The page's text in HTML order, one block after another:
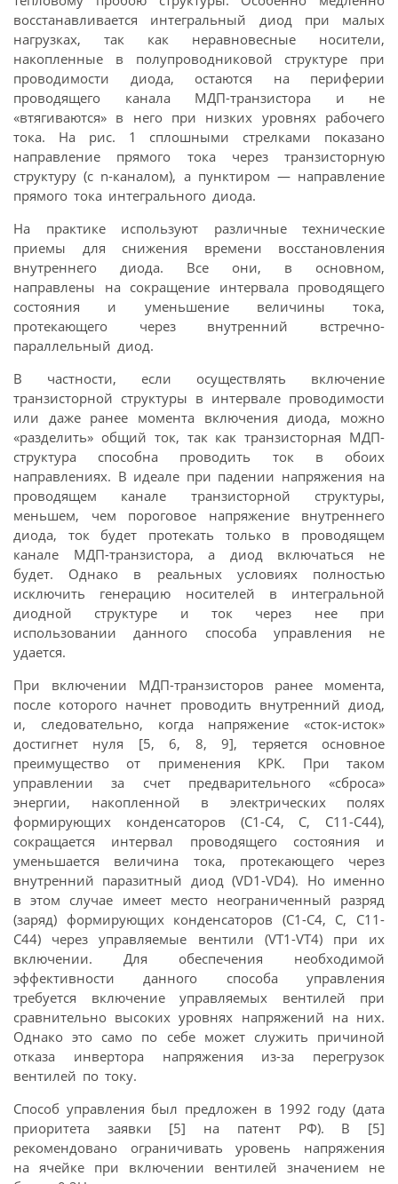
восстанавливается интегральный диод при малых
нагрузках, так как неравновесные носители,
накопленные в полупроводниковой структуре при
проводимости диода, остаются на периферии
проводящего канала МДП-транзистора и не
«втягиваются» в него при низких уровнях рабочего
тока. На рис. 1 сплошными стрелками показано
направление прямого тока через транзисторную
структуру (с n-каналом), а пунктиром — направление
прямого тока интегрального диода.
На практике используют различные технические
приемы для снижения времени восстановления
внутреннего диода. Все они, в основном,
направлены на сокращение интервала проводящего
состояния и уменьшение величины тока,
протекающего через внутренний встречно-
параллельный диод.
В частности, если осуществлять включение
транзисторной структуры в интервале проводимости
или даже ранее момента включения диода, можно
«разделить» общий ток, так как транзисторная МДП-
структура способна проводить ток в обоих
направлениях. В идеале при падении напряжения на
проводящем канале транзисторной структуры,
меньшем, чем пороговое напряжение внутреннего
диода, ток будет протекать только в проводящем
канале МДП-транзистора, а диод включаться не
будет. Однако в реальных условиях полностью
исключить генерацию носителей в интегральной
диодной структуре и ток через нее при
использовании данного способа управления не
удается.
При включении МДП-транзисторов ранее момента,
после которого начнет проводить внутренний диод,
и, следовательно, когда напряжение «сток-исток»
достигнет нуля [5, 6, 8, 9], теряется основное
преимущество от применения КРК. При таком
управлении за счет предварительного «сброса»
энергии, накопленной в электрических полях
формирующих конденсаторов (С1-С4, С, С11-С44),
сокращается интервал проводящего состояния и
уменьшается величина тока, протекающего через
внутренний паразитный диод (VD1-VD4). Но именно
в этом случае имеет место неограниченный разряд
(заряд) формирующих конденсаторов (С1-С4, С, С11-
С44) через управляемые вентили (VT1-VT4) при их
включении. Для обеспечения необходимой
эффективности данного способа управления
требуется включение управляемых вентилей при
сравнительно высоких уровнях напряжений на них.
Однако это само по себе может служить причиной
отказа инвертора напряжения из-за перегрузок
вентилей по току.
Способ управления был предложен в 1992 году (дата
приоритета заявки [5] на патент РФ). В [5]
рекомендовано ограничивать уровень напряжения
на ячейке при включении вентилей значением не